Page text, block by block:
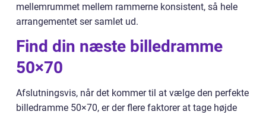
mellemrummet mellem rammerne konsistent, så hele
arrangementet ser samlet ud.
Find din næste billedramme
50×70
Afslutningsvis, når det kommer til at vælge den perfekte
billedramme 50×70, er der flere faktorer at tage højde